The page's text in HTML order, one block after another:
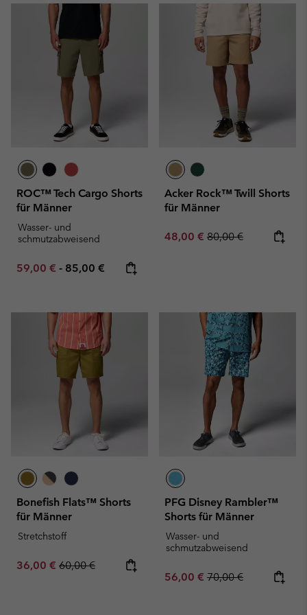
ROC™ Tech Cargo Shorts
für Männer
Wasser- und
schmutzabweisend
Minimum sale price:
59,00 € - Maximum price:
85,00 €
Acker Rock™ Twill Shorts
für Männer
Sale price:
48,00 € Regular price:
80,00 €
Bonefish Flats™ Shorts
für Männer
Stretchstoff
Sale price:
36,00 € Regular price:
60,00 €
PFG Disney Rambler™
Shorts für Männer
Wasser- und
schmutzabweisend
Sale price:
56,00 € Regular price:
70,00 €